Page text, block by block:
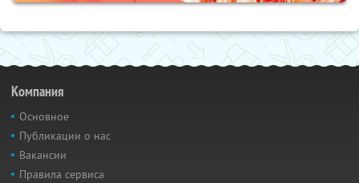
Компания
Основное
Публикации о нас
Вакансии
Правила сервиса